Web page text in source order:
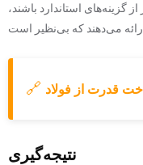
گزینه‌های استاندارد باشند،
🔗 قدرت از فولاد
نتیجه‌گیری